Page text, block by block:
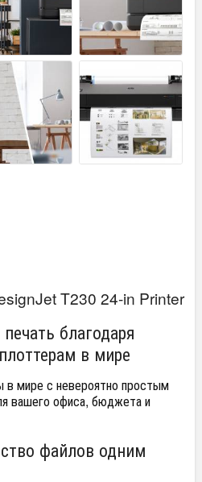
T230 24-in Printer
благодаря
в мире
в мире с невероятно простым
вашего офиса, бюджета и
файлов одним